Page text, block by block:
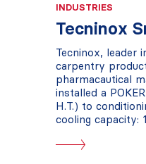
INDUSTRIES
Tecninox
Tecninox, leader
carpentry
pharmacautical
installed a
H.T.) to
cooling capacity: